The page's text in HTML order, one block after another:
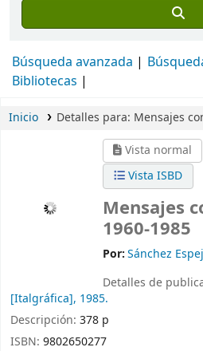
Búsqueda avanzada
Bibliotecas
Inicio Detalles para: Mensajes
Vista normal
Vista ISBD
Mensajes
1960-1985
Por:Sánchez
Detalles de
[Italgráfica], 1985.
Descripción: 378 p
ISBN: 9802650277